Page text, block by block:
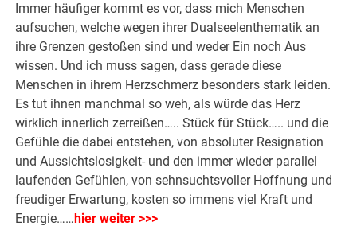
Immer häufiger kommt es vor, dass mich Menschen
aufsuchen, welche wegen ihrer Dualseelenthematik an
ihre Grenzen gestoßen sind und weder Ein noch Aus
wissen. Und ich muss sagen, dass gerade diese
Menschen in ihrem Herzschmerz besonders stark leiden.
Es tut ihnen manchmal so weh, als würde das Herz
wirklich innerlich zerreißen….. Stück für Stück….. und die
Gefühle die dabei entstehen, von absoluter Resignation
und Aussichtslosigkeit- und den immer wieder parallel
laufenden Gefühlen, von sehnsuchtsvoller Hoffnung und
freudiger Erwartung, kosten so immens viel Kraft und
Energie…… hier weiter >>>